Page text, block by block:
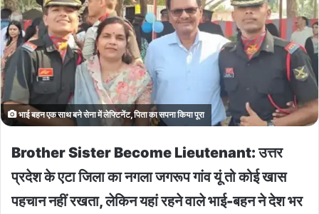
भाई बहन एक साथ बने सेना में लेफ्टिनेंट, पिता का सपना किया पूरा
Brother Sister Become Lieutenant: उत्तर
प्रदेश के एटा जिला का नगला जगरूप गांव यूं तो कोई खास
पहचान नहीं रखता, लेकिन यहां रहने वाले भाई-बहन ने देश भर